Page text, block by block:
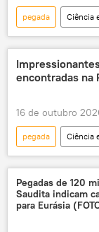
pegada Ciência
Notícias
paleontologia
encontradas na
16 de outubro
pegada Ciência
Notícias
Patagônia
Pegadas de 120
Saudita indicam
para Eurásia